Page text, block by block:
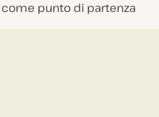
punto di partenza